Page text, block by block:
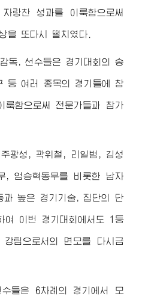
랑찬 성과를 이룩함으로써
을 또다시 떨치였다.
독, 선수들은 경기대회의 송
등 여러 종목의 경기들에 참
룩함으로써 전문가들과 참가
광성, 곽위철, 리일범, 김성
, 엄승혁동무를 비롯한 남자
과 높은 경기기술, 집단의 단
여 이번 경기대회에서도 1등
팀으로서의 면모를 다시금
들은 6차례의 경기에서 모